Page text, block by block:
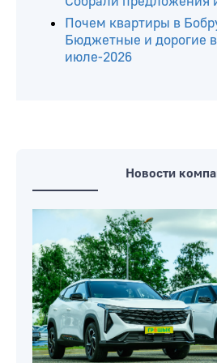
Почем квартиры в
Бюджетные и дорогие
июле-2026
Новости